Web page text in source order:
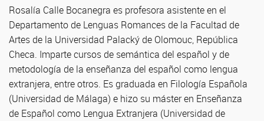
Rosalía Calle Bocanegra es profesora asistente en el
Departamento de Lenguas Romances de la Facultad de
Artes de la Universidad Palacký de Olomouc, República
Checa. Imparte cursos de semántica del español y de
metodología de la enseñanza del español como lengua
extranjera, entre otros. Es graduada en Filología Española
(Universidad de Málaga) e hizo su máster en Enseñanza
de Español como Lengua Extranjera (Universidad de